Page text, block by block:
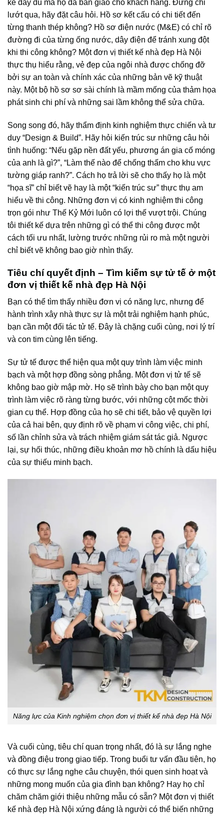
kế đầy đủ mà họ đã bàn giao cho khách hàng. Đừng chỉ
lướt qua, hãy đặt câu hỏi. Hồ sơ kết cấu có chi tiết đến
từng thanh thép không? Hồ sơ điện nước (M&E) có chỉ rõ
đường đi của từng ống nước, dây điện để tránh xung đột
khi thi công không? Một đơn vị thiết kế nhà đẹp Hà Nội
thực thụ hiểu rằng, vẻ đẹp của ngôi nhà được chống đỡ
bởi sự an toàn và chính xác của những bản vẽ kỹ thuật
này. Một bộ hồ sơ sơ sài chính là mầm mống của thảm họa
phát sinh chi phí và những sai lầm không thể sửa chữa.
Song song đó, hãy thẩm định kinh nghiệm thực chiến và tư
duy “Design & Build”. Hãy hỏi kiến trúc sư những câu hỏi
tình huống: “Nếu gặp nền đất yếu, phương án gia cố móng
của anh là gì?”, “Làm thế nào để chống thấm cho khu vực
tường giáp ranh?”. Cách họ trả lời sẽ cho thấy họ là một
“họa sĩ” chỉ biết vẽ hay là một “kiến trúc sư” thực thụ am
hiểu về thi công. Những đơn vị có kinh nghiệm thi công
trọn gói như Thế Kỷ Mới luôn có lợi thế vượt trội. Chúng
tôi thiết kế dựa trên những gì có thể thi công được một
cách tối ưu nhất, lường trước những rủi ro mà một người
chỉ biết vẽ không bao giờ nhìn thấy.
Tiêu chí quyết định – Tìm kiếm sự tử tế ở một
đơn vị thiết kế nhà đẹp Hà Nội
Bạn có thể tìm thấy nhiều đơn vị có năng lực, nhưng để
hành trình xây nhà thực sự là một trải nghiệm hạnh phúc,
bạn cần một đối tác tử tế. Đây là chặng cuối cùng, nơi lý trí
và con tim cùng lên tiếng.
Sự tử tế được thể hiện qua một quy trình làm việc minh
bạch và một hợp đồng sòng phẳng. Một đơn vị tử tế sẽ
không bao giờ mập mờ. Họ sẽ trình bày cho bạn một quy
trình làm việc rõ ràng từng bước, với những cột mốc thời
gian cụ thể. Hợp đồng của họ sẽ chi tiết, bảo vệ quyền lợi
của cả hai bên, quy định rõ về phạm vi công việc, chi phí,
số lần chỉnh sửa và trách nhiệm giám sát tác giả. Ngược
lại, sự hối thúc, những điều khoản mơ hồ chính là dấu hiệu
của sự thiếu minh bạch.
Năng lực của Kinh nghiệm chọn đơn vị thiết kế nhà đẹp Hà Nội
Và cuối cùng, tiêu chí quan trọng nhất, đó là sự lắng nghe
và đồng điệu trong giao tiếp. Trong buổi tư vấn đầu tiên, họ
có thực sự lắng nghe câu chuyện, thói quen sinh hoạt và
những mong muốn của gia đình bạn không? Hay họ chỉ
chăm chăm giới thiệu những mẫu có sẵn? Một đơn vị thiết
kế nhà đẹp Hà Nội xứng đáng là người có thể biến những